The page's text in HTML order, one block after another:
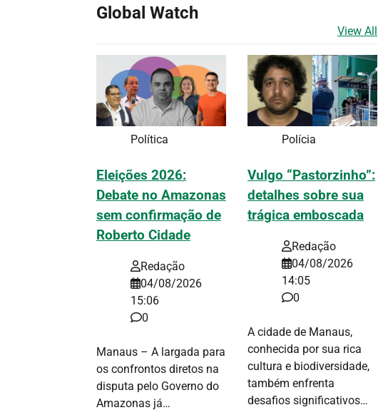
Global Watch
View All
Política
Eleições 2026:
Debate no Amazonas
sem confirmação de
Roberto Cidade
Redação
04/08/2026
15:06
0
Manaus – A largada para
os confrontos diretos na
disputa pelo Governo do
Amazonas já…
Polícia
Vulgo “Pastorzinho”:
detalhes sobre sua
trágica emboscada
Redação
04/08/2026
14:05
0
A cidade de Manaus,
conhecida por sua rica
cultura e biodiversidade,
também enfrenta
desafios significativos…